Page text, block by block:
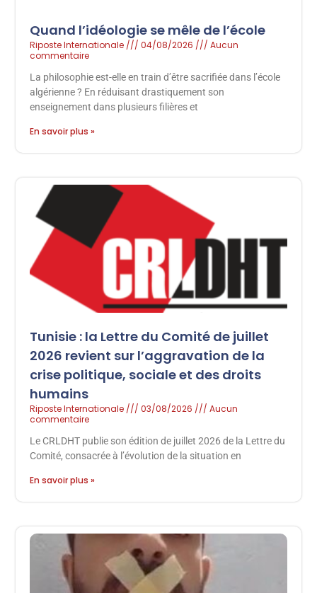
Quand l’idéologie se mêle de l’école
Riposte Internationale 04/08/2026
Aucun
commentaire
La philosophie est-elle en train d’être sacrifiée dans l’école
algérienne ? En réduisant drastiquement son
enseignement dans plusieurs filières et
En savoir plus »
Tunisie : la Lettre du Comité de juillet
2026 revient sur l’aggravation de la
crise politique, sociale et des droits
humains
Riposte Internationale 03/08/2026
Aucun
commentaire
Le CRLDHT publie son édition de juillet 2026 de la Lettre du
Comité, consacrée à l’évolution de la situation en
En savoir plus »